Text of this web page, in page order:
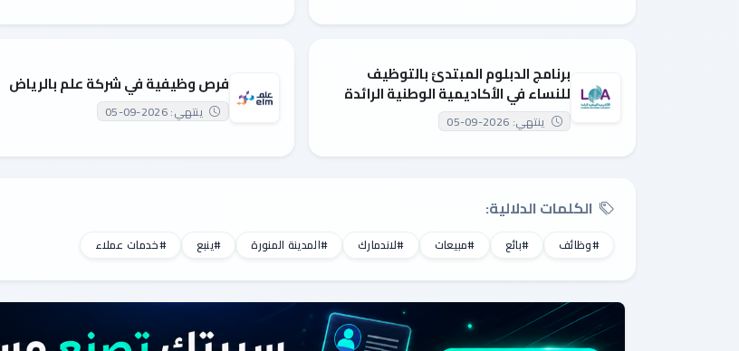
برنامج الدبلوم المبتدئ بالتوظيف
للنساء في الأكاديمية الوطنية الرائدة
ينتهي: 2026-09-05
فرص وظيفية في شركة علم بالرياض
ينتهي: 2026-09-05
الكلمات الدلالية:
#وظائف #بائع #مبيعات #لاندمارك #المدينة المنورة #ينبع #خدمات عملاء